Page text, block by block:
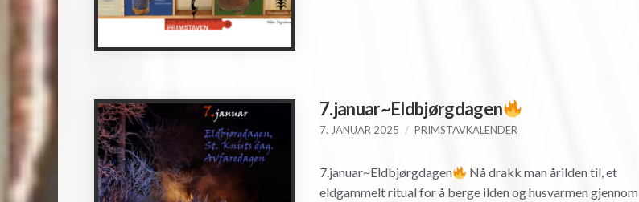
7.januar~Eldbjørgdagen
7. JANUAR 2025 PRIMSTAVKALENDER
7.januar~Eldbjørgdagen
Nå drakk man årilden til, et
eldgammelt ritual for å berge ilden og husvarmen gjennom